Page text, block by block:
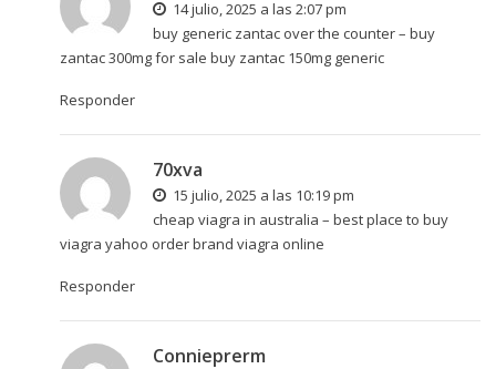
14 julio, 2025 a las 2:07 pm
buy generic zantac over the counter – buy
zantac 300mg for sale buy zantac 150mg generic
Responder
70xva
15 julio, 2025 a las 10:19 pm
cheap viagra in australia – best place to buy
viagra yahoo order brand viagra online
Responder
Connieprerm